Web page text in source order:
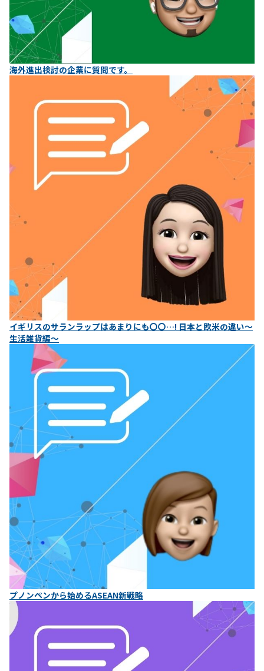
海外進出検討の企業に質問です。
イギリスのサランラップはあまりにも〇〇…! 日本と欧米の違い〜
生活雑貨編〜
プノンペンから始めるASEAN新戦略